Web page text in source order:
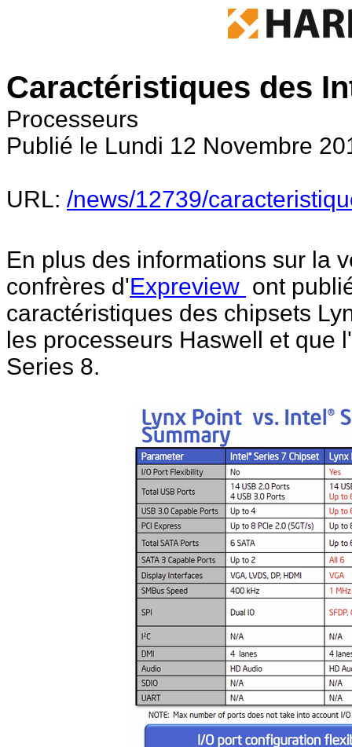
Caractéristiques des
Processeurs
Publié le Lundi 12 Novembre
URL: /news/12739/
En plus des informations sur la
confrères d'Expreview ont
caractéristiques des chipsets
les processeurs Haswell et que
Series 8.